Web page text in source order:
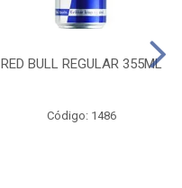
RED BULL REGULAR 355ML
Código: 1486